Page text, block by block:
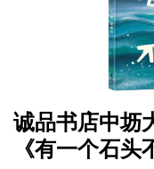
诚品书店中坜
《有一个石头